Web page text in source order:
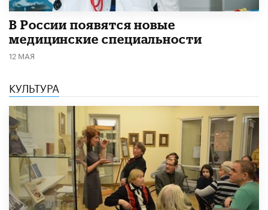
В России появятся новые
медицинские специальности
12 МАЯ
КУЛЬТУРА